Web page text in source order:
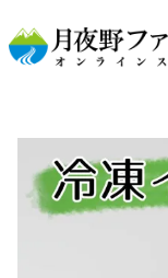
NEW【冷凍餌】イエコ